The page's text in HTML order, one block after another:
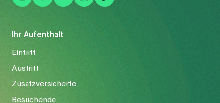
Ihr Aufenthalt
Eintritt
Austritt
Zusatzversicherte
Besuchende